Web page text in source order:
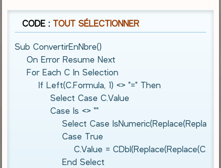
CODE : TOUT SÉLECTIONNER
Sub ConvertirEnNbre()
    On Error Resume Next
    For Each C In Selection
        If Left(C.Formula, 1) <> "=" Then
            Select Case C.Value
            Case Is <> ""
Select Case
                Case True
C.Value = CDbl(Replace(Replace(C.Value,
                End Select